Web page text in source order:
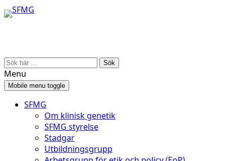
Skip
to
Skip
to
Search
for:
Menu
Mobile menu toggle
SFMG
Om klinisk genetik
SFMG styrelse
Stadgar
Utbildningsgrupp